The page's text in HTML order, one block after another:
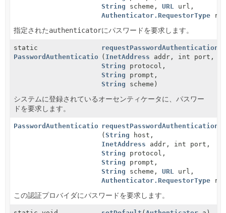
String scheme,URL
url,
Authenticator.RequestorType
指定されたauthenticatorにパスワードを要求します。
static
PasswordAuthentication
requestPasswordAuthentication
( InetAddress addr, int port,
String protocol,
String prompt,
String scheme)
システムに登録されているオーセンティケータに、パスワー
ドを要求します。
PasswordAuthentication
(String host,
InetAddress addr, int port,
String protocol,
String prompt,
String scheme,URL
url,
Authenticator.RequestorType
この認証プロバイダにパスワードを要求します。